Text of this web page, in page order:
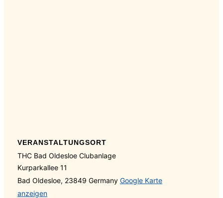
VERANSTALTUNGSORT
THC Bad Oldesloe Clubanlage
Kurparkallee 11
Bad Oldesloe, 23849 Germany Google Karte
anzeigen